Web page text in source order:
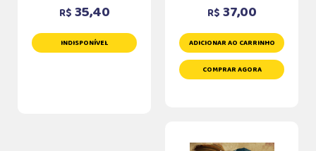
R$ 35,40
INDISPONÍVEL
R$ 37,00
ADICIONAR AO CARRINHO
COMPRAR AGORA